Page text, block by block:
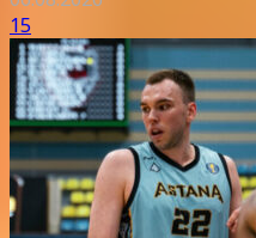
15